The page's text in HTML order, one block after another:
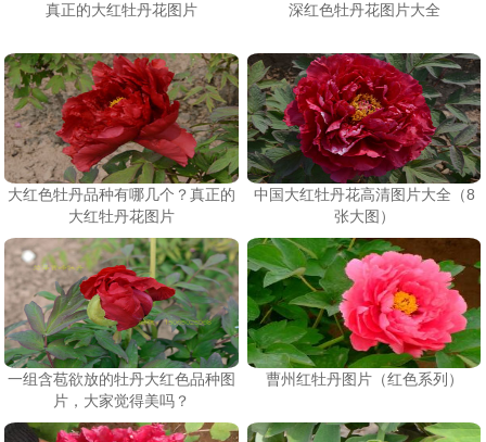
真正的大红牡丹花图片 深红色牡丹花图片大全
大红色牡丹品种有哪几个？真正的
大红牡丹花图片
中国大红牡丹花高清图片大全（8
张大图）
一组含苞欲放的牡丹大红色品种图
片，大家觉得美吗？
曹州红牡丹图片（红色系列）